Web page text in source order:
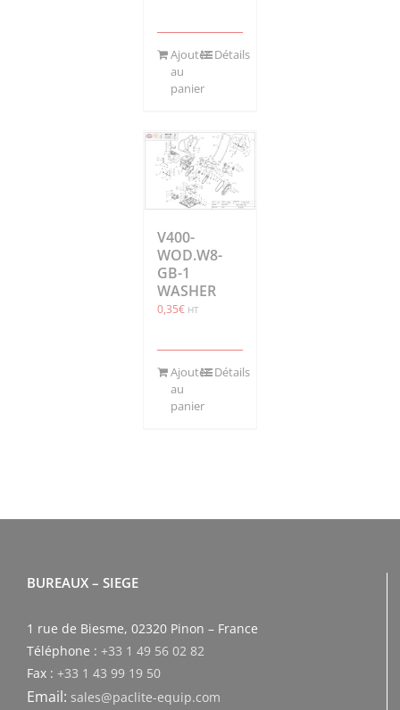
Ajouter
au
panier
Détails
V400-
WOD.W8-
GB-1
WASHER
0,35€ HT
Ajouter
au
panier
Détails
BUREAUX – SIEGE
1 rue de Biesme, 02320 Pinon – France
Téléphone : +33 1 49 56 02 82
Fax : +33 1 43 99 19 50
Email: sales@paclite-equip.com